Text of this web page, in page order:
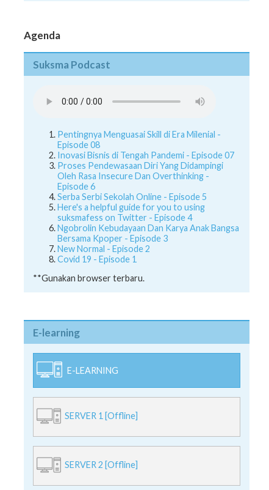
Agenda
Suksma Podcast
Pentingnya Menguasai Skill di Era Milenial -
Episode 08
Inovasi Bisnis di Tengah Pandemi - Episode 07
Proses Pendewasaan Diri Yang Didampingi
Oleh Rasa Insecure Dan Overthinking -
Episode 6
Serba Serbi Sekolah Online - Episode 5
Here's a helpful guide for you to using
suksmafess on Twitter - Episode 4
Ngobrolin Kebudayaan Dan Karya Anak Bangsa
Bersama Kpoper - Episode 3
New Normal - Episode 2
Covid 19 - Episode 1
**Gunakan browser terbaru.
E-learning
E-LEARNING
SERVER 1 [Offline]
SERVER 2 [Offline]